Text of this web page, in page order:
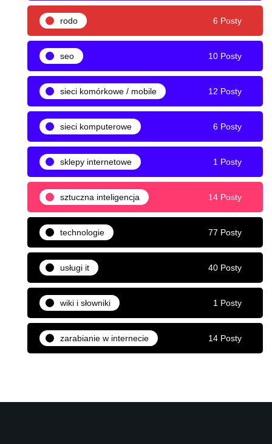
rodo 6 Posty
seo 10 Posty
sieci komórkowe / mobile 12 Posty
sieci komputerowe 6 Posty
sklepy internetowe 1 Posty
sztuczna inteligencja 14 Posty
technologie 77 Posty
usługi it 40 Posty
wiki i słowniki 1 Posty
zarabianie w internecie 14 Posty